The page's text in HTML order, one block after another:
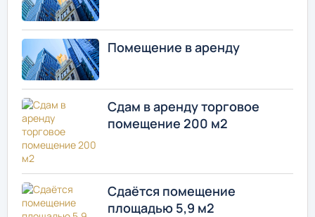
Помещение в аренду
Сдам в аренду торговое
помещение 200 м2
Сдаётся помещение
площадью 5,9 м2